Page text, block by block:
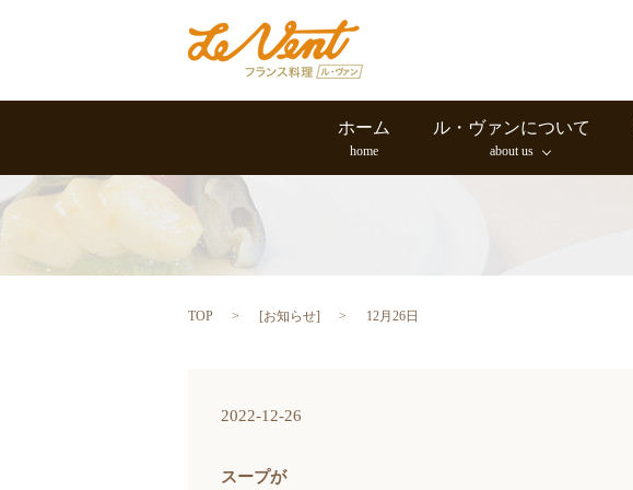
ホーム
home
ル・ヴァンについて
about us
TOP [お知らせ] 12月26日
2022-12-26
スープが